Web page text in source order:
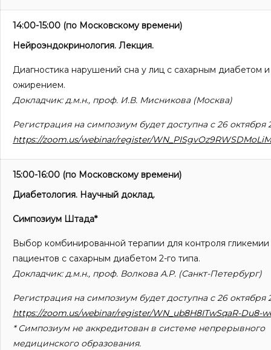
14:00-15:00 (по Московскому времени)
Нейроэндокринология. Лекция.
Диагностика нарушений сна у лиц с сахарным диабетом и
ожирением.
Докладчик: д.м.н., проф. И.В. Мисникова (Москва)
Регистрация на симпозиум будет доступна с 26 октября
https://zoom.us/webinar/register/
15:00-16:00 (по Московскому времени)
Диабетология. Научный доклад.
Симпозиум Штада*
Выбор комбинированной терапии для контроля гликемии
пациентов с сахарным диабетом 2-го типа.
Докладчик: д.м.н., проф. Волкова А.Р. (Санкт-Петербург)
Регистрация на симпозиум будет доступна с 26 октября
https://zoom.us/webinar/register/WN_ub8H8ITwSqaR-Du8-
* Симпозиум не аккредитован в системе непрерывного
медицинского образования.